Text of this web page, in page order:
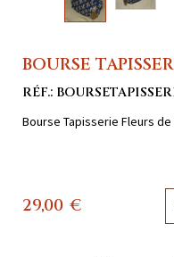
BOURSE
RÉF.:
Bourse Tapisserie Fleurs de
29,00 €